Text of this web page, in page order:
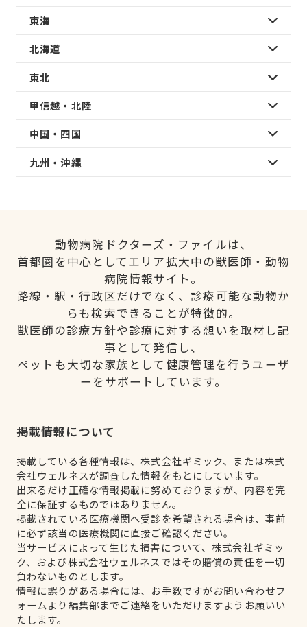
東海
北海道
東北
甲信越・北陸
中国・四国
九州・沖縄
動物病院ドクターズ・ファイルは、
首都圏を中心としてエリア拡大中の獣医師・動物
病院情報サイト。
路線・駅・行政区だけでなく、診療可能な動物か
らも検索できることが特徴的。
獣医師の診療方針や診療に対する想いを取材し記
事として発信し、
ペットも大切な家族として健康管理を行うユーザ
ーをサポートしています。
掲載情報について
掲載している各種情報は、株式会社ギミック、または株式
会社ウェルネスが調査した情報をもとにしています。
出来るだけ正確な情報掲載に努めておりますが、内容を完
全に保証するものではありません。
掲載されている医療機関へ受診を希望される場合は、事前
に必ず該当の医療機関に直接ご確認ください。
当サービスによって生じた損害について、株式会社ギミッ
ク、および株式会社ウェルネスではその賠償の責任を一切
負わないものとします。
情報に誤りがある場合には、お手数ですがお問い合わせフ
ォームより編集部までご連絡をいただけますようお願いい
たします。